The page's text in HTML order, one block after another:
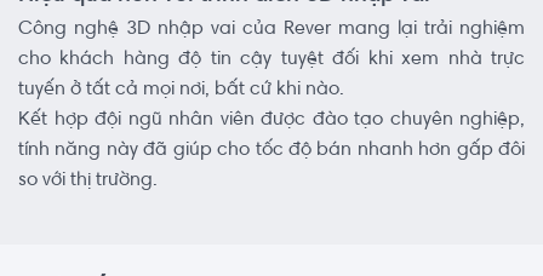
Công nghệ 3D nhập vai của Rever mang lại trải nghiệm
cho khách hàng độ tin cậy tuyệt đối khi xem nhà trực
tuyến ở tất cả mọi nơi, bất cứ khi nào.
Kết hợp đội ngũ nhân viên được đào tạo chuyên nghiệp,
tính năng này đã giúp cho tốc độ bán nhanh hơn gấp đôi
so với thị trường.